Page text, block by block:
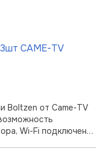
CAME-TV
Boltzen от Came-TV
Wi-Fi подключение
удобство и